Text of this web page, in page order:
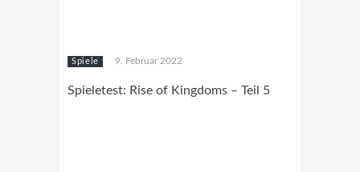
Spiele 9. Februar 2022
Spieletest: Rise of Kingdoms – Teil 5